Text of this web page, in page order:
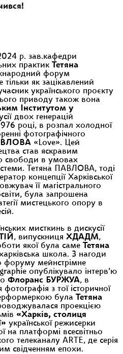
р. зав.кафедри
практик
Тетяна
форум
тільки як зацікавлений
українського проєкту
приводу також вона
Інститутом у
двох генерацій
році, в розпал холодної
фотографічного
«Love». Цей
став яскравим
свободи в умовах
Тетяна ПАВЛОВА, тоді
концепції Харківської
її магістрального
була запрошена
мистецького опору в
мисткинь в дискусії
, випускниця ХДАДМ,
якої була саме
Тетяна
школа. З нагоди
форуму мейнстрімне
опублікувало інтерв’ю
Флоранс БУРЖУА, в
з тої історичної
була
Тетяна
проекцією
«Харків, столиця
української режисерки
на платформі всесвітньо
телеканалу ARTE, де серія
свідченням епохи.